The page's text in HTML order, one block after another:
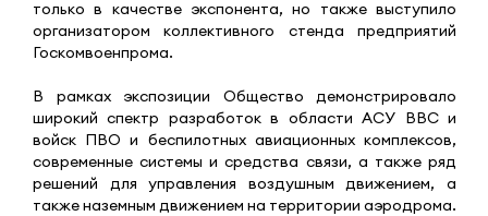
только в качестве экспонента, но также выступило
организатором коллективного стенда предприятий
Госкомвоенпрома.
В рамках экспозиции Общество демонстрировало
широкий спектр разработок в области АСУ ВВС и
войск ПВО и беспилотных авиационных комплексов,
современные системы и средства связи, а также ряд
решений для управления воздушным движением, а
также наземным движением на территории аэродрома.